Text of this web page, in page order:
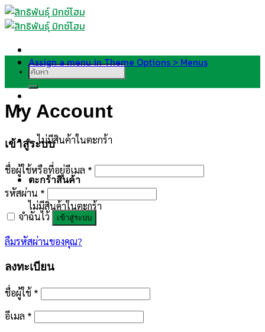
Skip
to
ค้นหา:
ไม่มีสินค้าในตะกร้า
ตะกร้าสินค้า
ไม่มีสินค้าในตะกร้า
Assign a menu in Theme Options > Menus
My Account
เข้าสู่ระบบ
ชื่อผู้ใช้หรือที่อยู่อีเมล *
รหัสผ่าน *
จำฉันไว้
เข้าสู่ระบบ
ลืมรหัสผ่านของคุณ?
ลงทะเบียน
ชื่อผู้ใช้ *
อีเมล *